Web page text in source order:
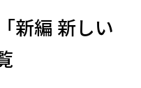
新編 新しい